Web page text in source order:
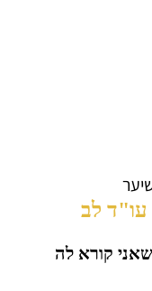
עו"ד לב
קורא לה